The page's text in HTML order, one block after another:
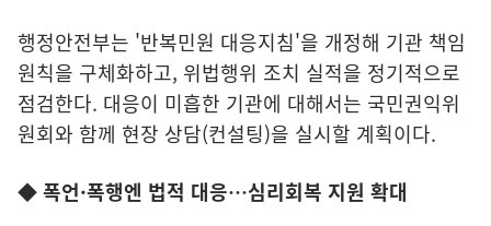
행정안전부는 '반복민원 대응지침'을 개정해 기관 책임
원칙을 구체화하고, 위법행위 조치 실적을 정기적으로
점검한다. 대응이 미흡한 기관에 대해서는 국민권익위
원회와 함께 현장 상담(컨설팅)을 실시할 계획이다.
◆ 폭언·폭행엔 법적 대응…심리회복 지원 확대